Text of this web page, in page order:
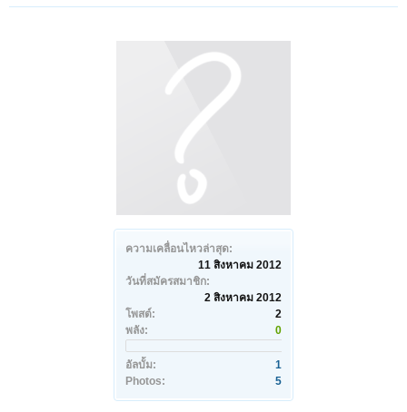
ความเคลื่อนไหวล่าสุด:
11 สิงหาคม 2012
วันที่สมัครสมาชิก:
2 สิงหาคม 2012
โพสต์:
2
พลัง:
0
อัลบั้ม:
1
Photos:
5